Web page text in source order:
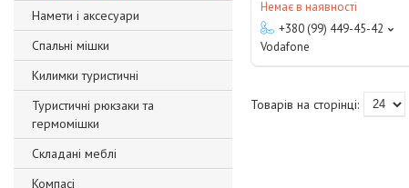
Намети і аксесуари
Спальні мішки
Килимки туристичні
Туристичні рюкзаки та
гермомішки
Складані меблі
Компасі
Немає в наявності
+380 (99) 449-45-42
Vodafone